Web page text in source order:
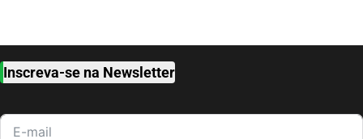
Inscreva-se na Newsletter